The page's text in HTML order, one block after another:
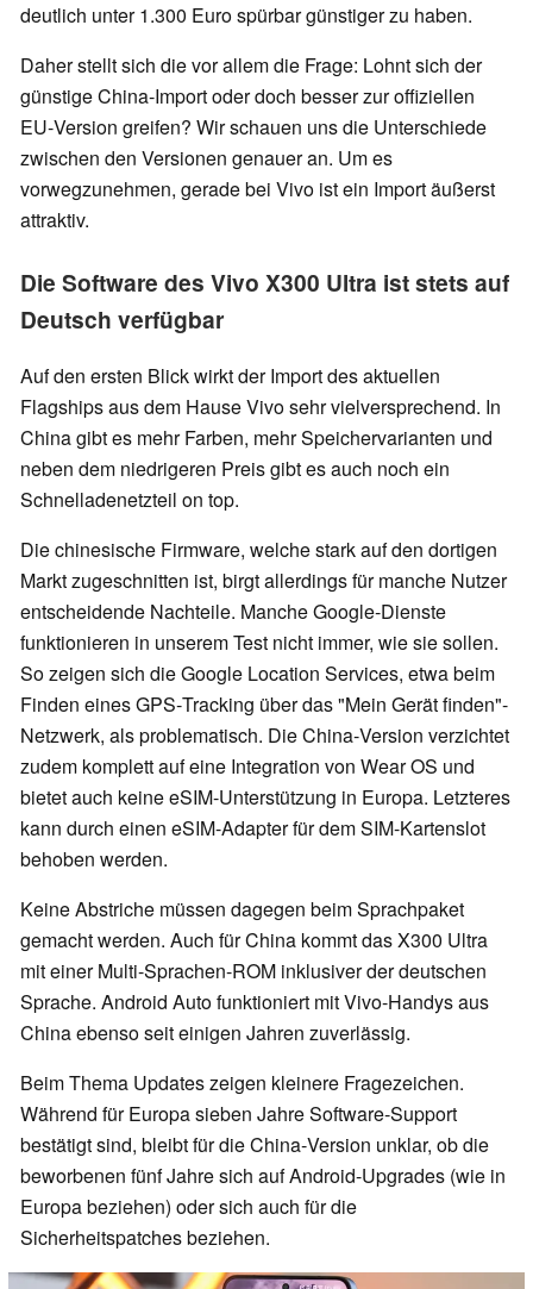
deutlich unter 1.300 Euro spürbar günstiger zu haben.
Daher stellt sich die vor allem die Frage: Lohnt sich der
günstige China‑Import oder doch besser zur offiziellen
EU‑Version greifen? Wir schauen uns die Unterschiede
zwischen den Versionen genauer an. Um es
vorwegzunehmen, gerade bei Vivo ist ein Import äußerst
attraktiv.
Die Software des Vivo X300 Ultra ist stets auf
Deutsch verfügbar
Auf den ersten Blick wirkt der Import des aktuellen
Flagships aus dem Hause Vivo sehr vielversprechend. In
China gibt es mehr Farben, mehr Speichervarianten und
neben dem niedrigeren Preis gibt es auch noch ein
Schnelladenetzteil on top.
Die chinesische Firmware, welche stark auf den dortigen
Markt zugeschnitten ist, birgt allerdings für manche Nutzer
entscheidende Nachteile. Manche Google‑Dienste
funktionieren in unserem Test nicht immer, wie sie sollen.
So zeigen sich die Google Location Services, etwa beim
Finden eines GPS‑Tracking über das "Mein Gerät finden"-
Netzwerk, als problematisch. Die China‑Version verzichtet
zudem komplett auf eine Integration von Wear OS und
bietet auch keine eSIM‑Unterstützung in Europa. Letzteres
kann durch einen eSIM-Adapter für dem SIM-Kartenslot
behoben werden.
Keine Abstriche müssen dagegen beim Sprachpaket
gemacht werden. Auch für China kommt das X300 Ultra
mit einer Multi-Sprachen-ROM inklusiver der deutschen
Sprache. Android Auto funktioniert mit Vivo-Handys aus
China ebenso seit einigen Jahren zuverlässig.
Beim Thema Updates zeigen kleinere Fragezeichen.
Während für Europa sieben Jahre Software‑Support
bestätigt sind, bleibt für die China‑Version unklar, ob die
beworbenen fünf Jahre sich auf Android-Upgrades (wie in
Europa beziehen) oder sich auch für die
Sicherheitspatches beziehen.